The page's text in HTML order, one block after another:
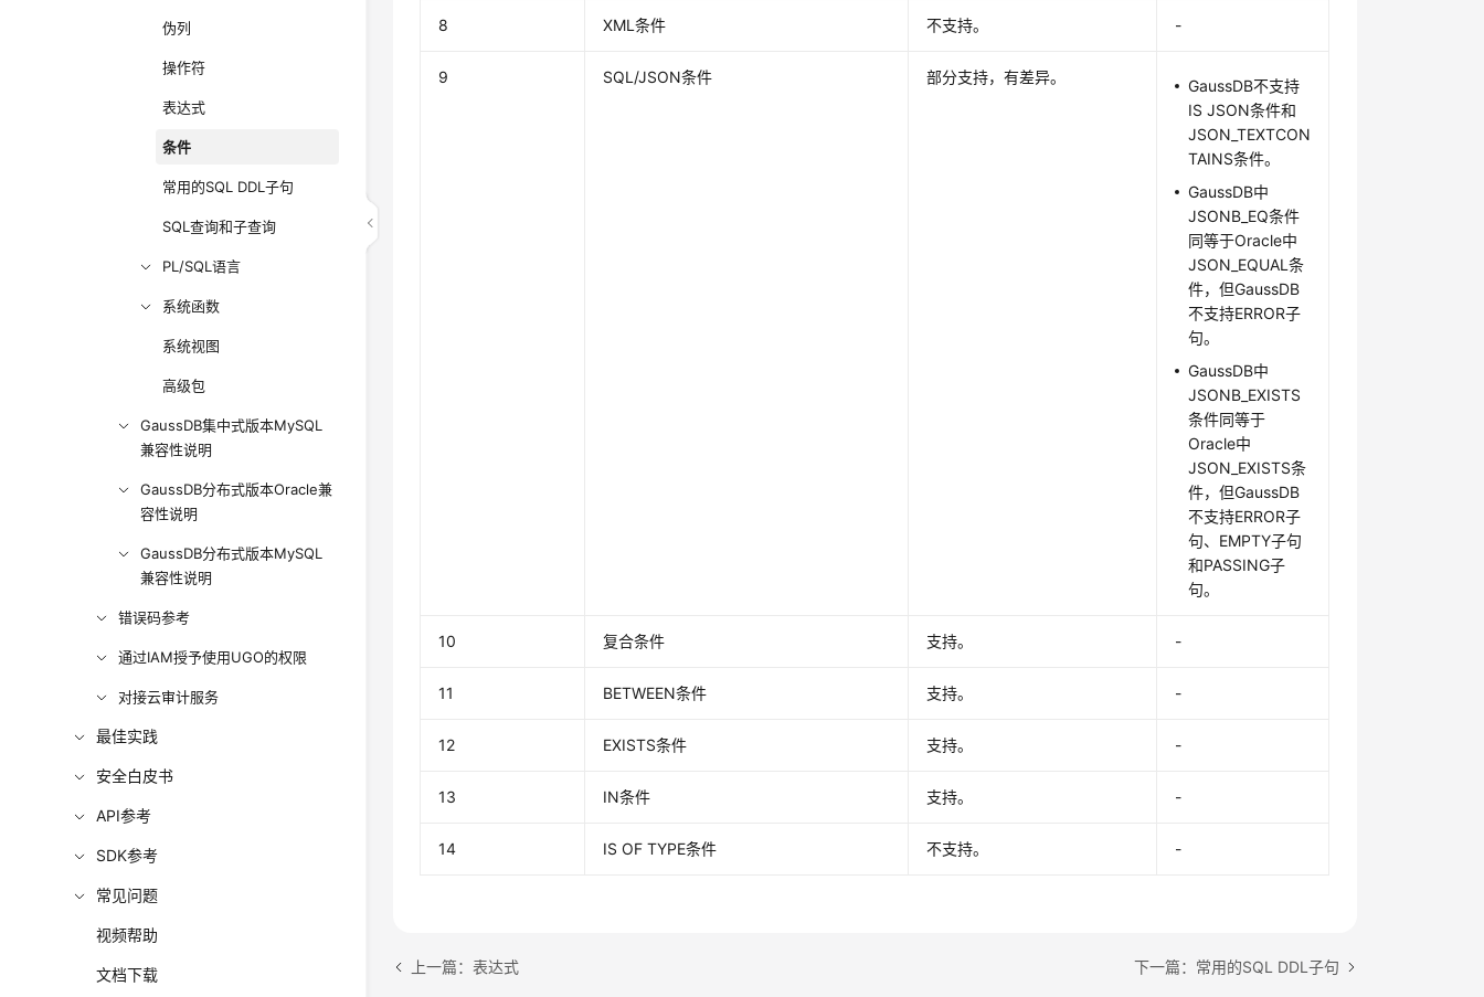
伪列
操作符
表达式
条件
常用的SQL DDL子句
SQL查询和子查询
PL/SQL语言
系统函数
系统视图
高级包
GaussDB集中式版本MySQL
兼容性说明
GaussDB分布式版本Oracle兼
容性说明
GaussDB分布式版本MySQL
兼容性说明
错误码参考
通过IAM授予使用UGO的权限
对接云审计服务
最佳实践
安全白皮书
API参考
SDK参考
常见问题
视频帮助
文档下载
8 XML条件 不支持。 -
9 SQL/JSON条件 部分支持，有差异。
GaussDB不支持
IS JSON条件和
JSON_TEXTCON
TAINS条件。
GaussDB中
JSONB_EQ条件
同等于Oracle中
JSON_EQUAL条
件，但GaussDB
不支持ERROR子
句。
GaussDB中
JSONB_EXISTS
条件同等于
Oracle中
JSON_EXISTS条
件，但GaussDB
不支持ERROR子
句、EMPTY子句
和PASSING子
句。
10 复合条件 支持。 -
11 BETWEEN条件 支持。 -
12 EXISTS条件 支持。 -
13 IN条件 支持。 -
14 IS OF TYPE条件 不支持。 -
上一篇：表达式 下一篇：常用的SQL DDL子句